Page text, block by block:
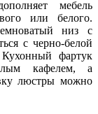
мебель
или белого.
низ с
с черно-белой
фартук
кафелем, а
люстры можно